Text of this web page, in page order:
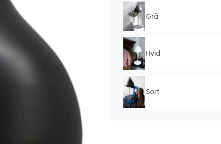
Grå
Hvid
Sort